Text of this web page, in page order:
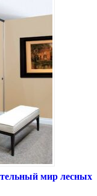
мир лесных